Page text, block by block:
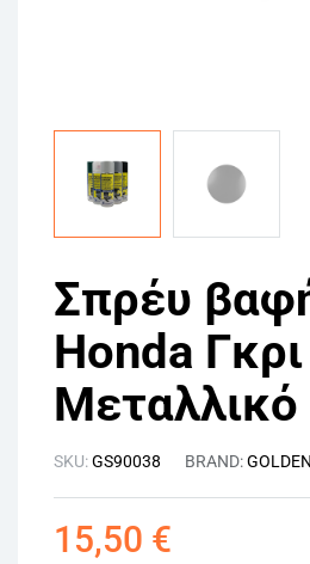
Σπρέυ
Honda Γκρι
Μεταλλικό
SKU:GS90038 BRAND:
15,50 €